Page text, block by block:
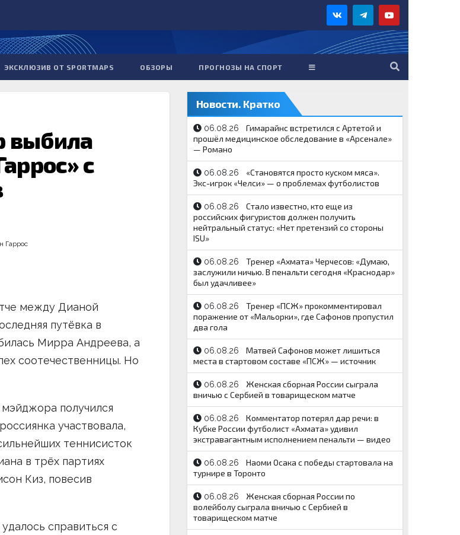
ЭКСКЛЮЗИВ ОТ SPORTMAPS ОБЗОРЫ ПРОГНОЗЫ НА СПОРТ
выбила
с
Гаррос
между Дианой
путёвка в
Мирра Андреева, а
соотечественницы. Но
получился
участвовала,
теннисисток
в трёх партиях
Киз, повесив
справиться с
Новости. Кратко
06.08.26
Гимарайнс встретился с Артетой и
прошёл медицинское обследование в «Арсенале»
— Романо
06.08.26
«Становятся просто куском мяса».
Экс-игрок «Челси» — о проблемах футболистов
06.08.26
Стало известно, кто еще из
российских фигуристов должен получить
нейтральный статус: «Нет претензий со стороны
ISU»
06.08.26
Тренер «Ахмата» Черчесов: «Думаю,
заслужили ничью. В пенальти сегодня «Краснодар»
был удачливее»
06.08.26
Тренер «ПСЖ» прокомментировал
поражение от «Мальорки», где Сафонов пропустил
два гола
06.08.26
Матвей Сафонов может лишиться
места в стартовом составе «ПСЖ» — источник
06.08.26
Женская сборная России сыграла
вничью с Сербией в товарищеском матче
06.08.26
Комментатор потерял дар речи: в
Кубке России футболист «Ахмата» удивил
экстравагантным исполнением пенальти — видео
06.08.26
Наоми Осака с победы стартовала на
турнире в Торонто
06.08.26
Женская сборная России по
волейболу сыграла вничью с Сербией в
товарищеском матче